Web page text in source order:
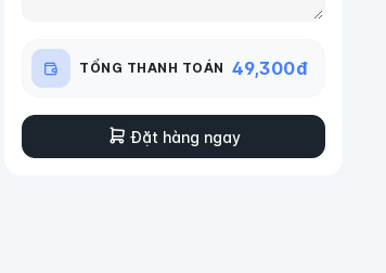
TỔNG THANH TOÁN 49,300đ
Đặt hàng ngay